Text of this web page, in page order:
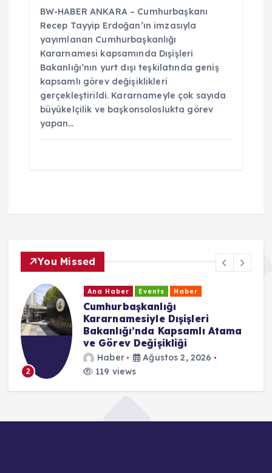
BW-HABER ANKARA – Cumhurbaşkanı
Recep Tayyip Erdoğan’ın imzasıyla
yayımlanan Cumhurbaşkanlığı
Kararnamesi kapsamında Dışişleri
Bakanlığı’nın yurt dışı teşkilatında geniş
kapsamlı görev değişiklikleri
gerçekleştirildi. Kararnameyle çok sayıda
büyükelçilik ve başkonsoloslukta görev
yapan…
You Missed
2
Ana Haber Events Haber
Cumhurbaşkanlığı
Kararnamesiyle Dışişleri
Bakanlığı’nda Kapsamlı Atama
ve Görev Değişikliği
Haber
Ağustos 2, 2026
119 views